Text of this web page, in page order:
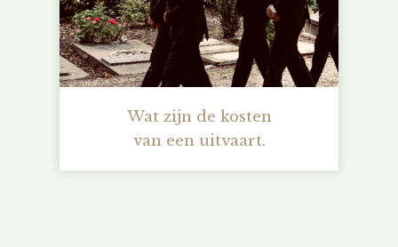
Wat zijn de kosten
van een uitvaart.